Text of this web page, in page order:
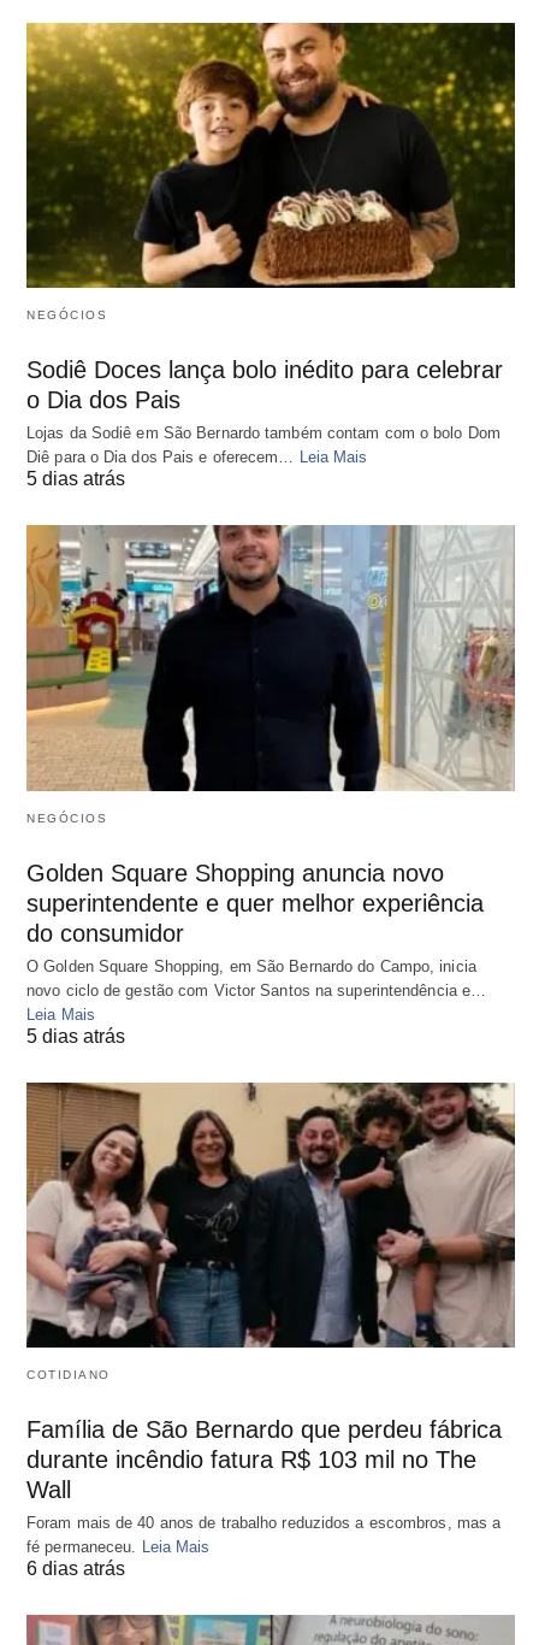
NEGÓCIOS
Sodiê Doces lança bolo inédito para celebrar
o Dia dos Pais
Lojas da Sodiê em São Bernardo também contam com o bolo Dom
Diê para o Dia dos Pais e oferecem… Leia Mais
5 dias atrás
NEGÓCIOS
Golden Square Shopping anuncia novo
superintendente e quer melhor experiência
do consumidor
O Golden Square Shopping, em São Bernardo do Campo, inicia
novo ciclo de gestão com Victor Santos na superintendência e…
Leia Mais
5 dias atrás
COTIDIANO
Família de São Bernardo que perdeu fábrica
durante incêndio fatura R$ 103 mil no The
Wall
Foram mais de 40 anos de trabalho reduzidos a escombros, mas a
fé permaneceu. Leia Mais
6 dias atrás